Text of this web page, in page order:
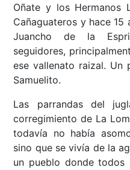
Oñate y los Hermanos
Cañaguateros y hace 15
Juancho de la
seguidores,
ese vallenato raizal. Un
Samuelito.
Las parrandas del
corregimiento de La
todavía no había
sino que se vivía de la
un pueblo donde todos